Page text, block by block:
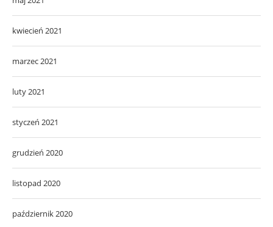
kwiecień 2021
marzec 2021
luty 2021
styczeń 2021
grudzień 2020
listopad 2020
październik 2020